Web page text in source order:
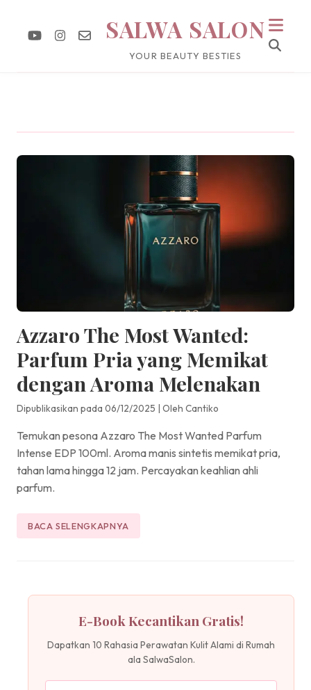
SALWA SALON
YOUR BEAUTY BESTIES
Azzaro The Most Wanted:
Parfum Pria yang Memikat
dengan Aroma Melenakan
Dipublikasikan pada 06/12/2025 | Oleh Cantiko
Temukan pesona Azzaro The Most Wanted Parfum
Intense EDP 100ml. Aroma manis sintetis memikat pria,
tahan lama hingga 12 jam. Percayakan keahlian ahli
parfum.
BACA SELENGKAPNYA
E-Book Kecantikan Gratis!
Dapatkan 10 Rahasia Perawatan Kulit Alami di Rumah
ala SalwaSalon.